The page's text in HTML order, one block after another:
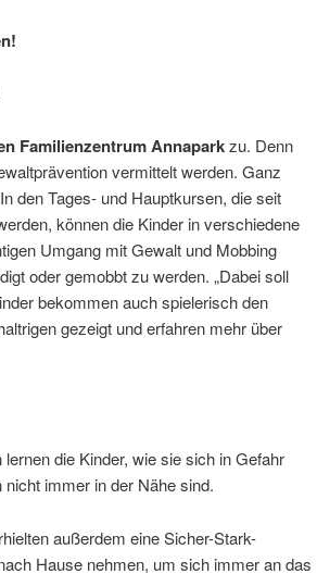
Familienzentrum Annaparkzu. Denn
vermittelt werden. Ganz
den Tages- und Hauptkursen, die seit
können die Kinder in verschiedene
Umgang mit Gewalt und Mobbing
oder gemobbt zu werden. „Dabei soll
bekommen auch spielerisch den
gezeigt und erfahren mehr über
die Kinder, wie sie sich in Gefahr
immer in der Nähe sind.
außerdem eine Sicher-Stark-
Hause nehmen, um sich immer an das